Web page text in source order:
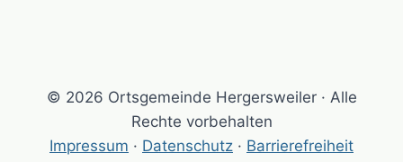
© 2026 Ortsgemeinde Hergersweiler · Alle
Rechte vorbehalten
Impressum · Datenschutz · Barrierefreiheit